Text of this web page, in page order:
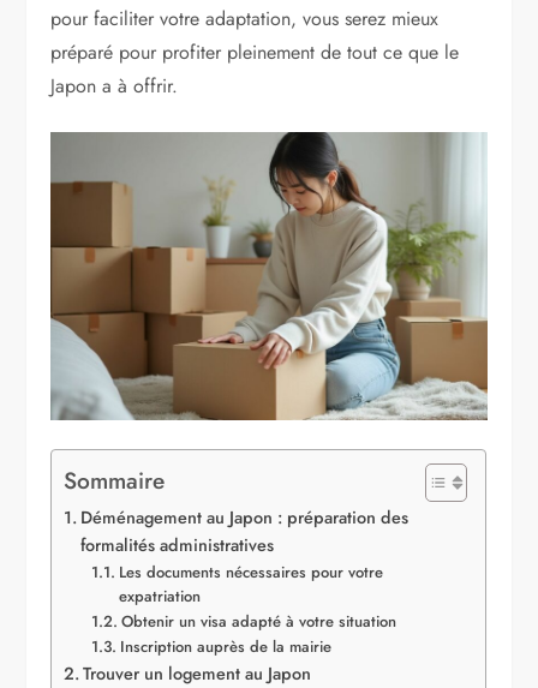
pour faciliter votre adaptation, vous serez mieux
préparé pour profiter pleinement de tout ce que le
Japon a à offrir.
Sommaire
Déménagement au Japon : préparation des
formalités administratives
Les documents nécessaires pour votre
expatriation
Obtenir un visa adapté à votre situation
Inscription auprès de la mairie
Trouver un logement au Japon